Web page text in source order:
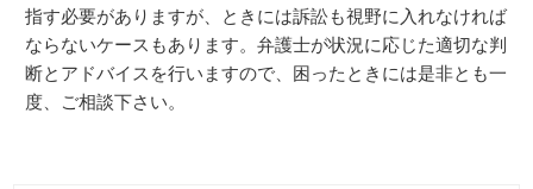
指す必要がありますが、ときには訴訟も視野に入れなければ
ならないケースもあります。弁護士が状況に応じた適切な判
断とアドバイスを行いますので、困ったときには是非とも一
度、ご相談下さい。